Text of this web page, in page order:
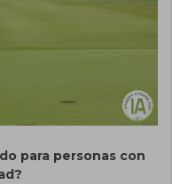
para personas con